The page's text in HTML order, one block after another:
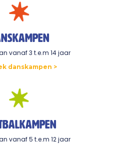
vanaf 3 t.e.m 14 jaar
danskampen >
vanaf 5 t.e.m 12 jaar